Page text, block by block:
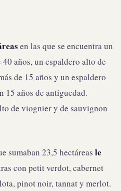
en las que se encuentra un
años, un espaldero alto de
de 15 años y un espaldero
15 años de antiguedad.
de viognier y de sauvignon
sumaban 23,5 hectáreas le
con petit verdot, cabernet
pinot noir, tannat y merlot.